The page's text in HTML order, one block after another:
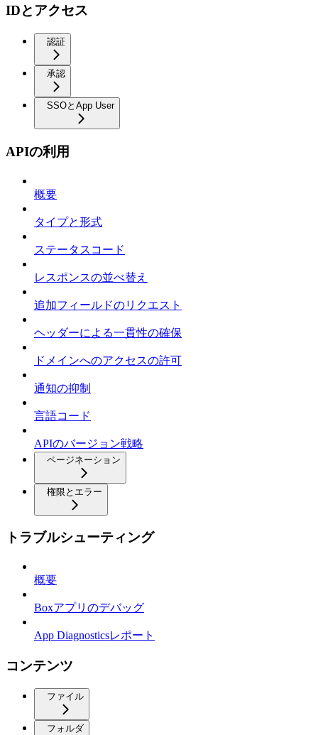
IDとアクセス
認証
承認
SSOとApp User
APIの利用
概要
タイプと形式
ステータスコード
レスポンスの並べ替え
追加フィールドのリクエスト
ヘッダーによる一貫性の確保
ドメインへのアクセスの許可
通知の抑制
言語コード
APIのバージョン戦略
ページネーション
権限とエラー
トラブルシューティング
概要
Boxアプリのデバッグ
App Diagnosticsレポート
コンテンツ
ファイル
フォルダ